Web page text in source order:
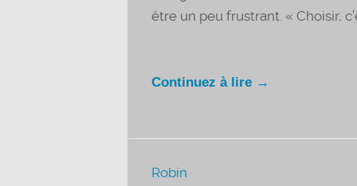
être un peu frustrant. « Choisir,
Continuez à lire →
Robin